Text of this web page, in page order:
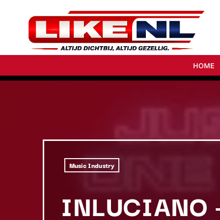
HOME
Music Industry
INLUCIANO